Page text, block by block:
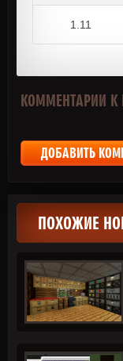
1.11
КОММЕНТАРИИ К
ДОБАВИТЬ
ПОХОЖИЕ